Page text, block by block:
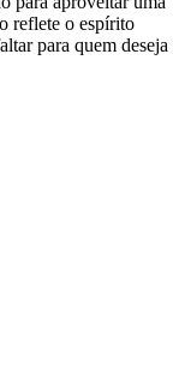
reflete o espírito
para quem deseja